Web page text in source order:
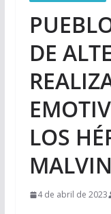
DE
LOS
4 de abril de 2023